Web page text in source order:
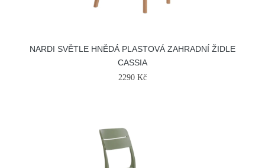
NARDI SVĚTLE HNĚDÁ PLASTOVÁ ZAHRADNÍ ŽIDLE
CASSIA
2290 Kč